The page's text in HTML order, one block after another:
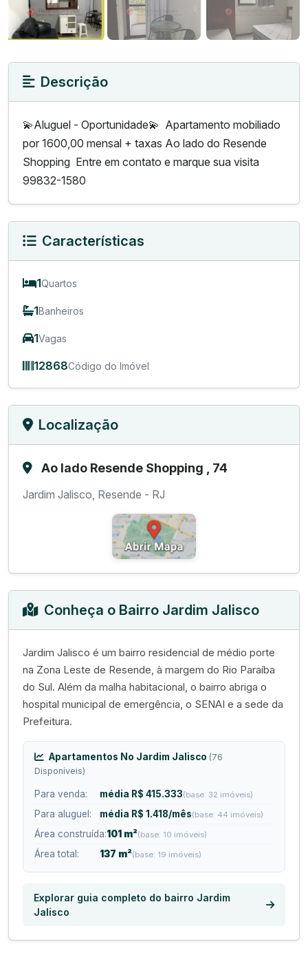
Descrição
💫Aluguel - Oportunidade💫 Apartamento mobiliado
por 1600,00 mensal + taxas Ao lado do Resende
Shopping Entre em contato e marque sua visita
99832-1580
Características
1Quartos
1Banheiros
1Vagas
12868Código do Imóvel
Localização
Ao lado Resende Shopping , 74
Jardim Jalisco, Resende - RJ
Conheça o Bairro Jardim Jalisco
Jardim Jalisco é um bairro residencial de médio porte
na Zona Leste de Resende, à margem do Rio Paraíba
do Sul. Além da malha habitacional, o bairro abriga o
hospital municipal de emergência, o SENAI e a sede da
Prefeitura.
Apartamentos No Jardim Jalisco (76
Disponíveis)
Para venda: média R$ 415.333(base: 32 imóveis)
Para aluguel: média R$ 1.418/mês(base: 44 imóveis)
Área construída:101 m²(base: 10 imóveis)
Área total: 137 m²(base: 19 imóveis)
Explorar guia completo do bairro Jardim
Jalisco